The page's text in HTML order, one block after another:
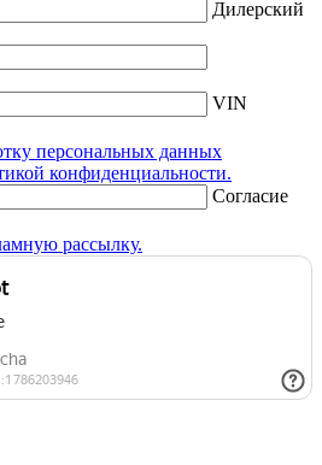
Дилерский
VIN
персональных данных
конфиденциальности.
Согласие
рассылку.